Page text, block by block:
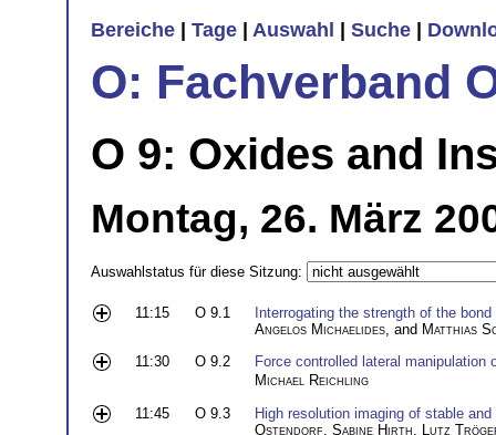
Bereiche Tage Auswahl Suche
O: Fachverband
O 9: Oxides and
Montag, 26. März
Auswahlstatus für diese Sitzung:
11:15 O 9.1
Interrogating the strength of the
Angelos Michaelides , and Matthias
11:30
O 9.2
Force controlled lateral manipulation
Michael Reichling
11:45
O 9.3
High resolution imaging of stable
Ostendorf Sabine Hirth
Lutz